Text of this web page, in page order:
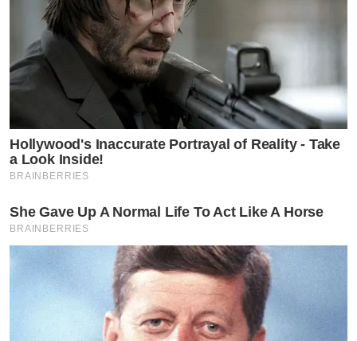
Hollywood's Inaccurate Portrayal of Reality - Take
a Look Inside!
BRAINBERRIES
She Gave Up A Normal Life To Act Like A Horse
BRAINBERRIES